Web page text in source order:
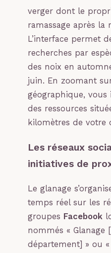
verger dont le
ramassage après la
L’interface permet
recherches par
des noix en
juin. En zoomant
géographique,
des ressources
kilomètres de votre
Les réseaux
initiatives de
Le glanage
temps réel sur les
groupes Facebook
nommés « Glanage
département] » ou